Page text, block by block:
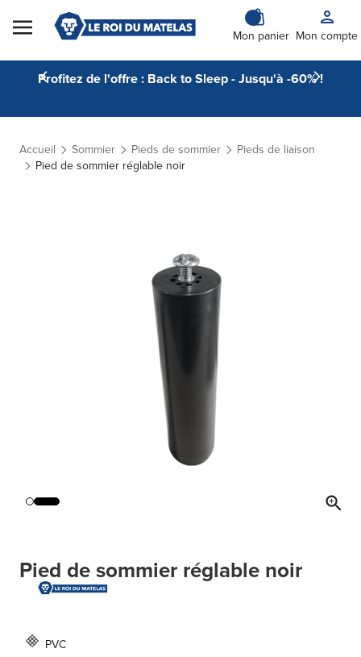
Skip to Content
Mon panier Mon compte
Profitez de l'offre : Back to Sleep - Jusqu'à -60% !
Accueil Sommier Pieds de sommier
Pieds de liaison
Pied de sommier réglable noir
Pied de sommier réglable noir
PVC